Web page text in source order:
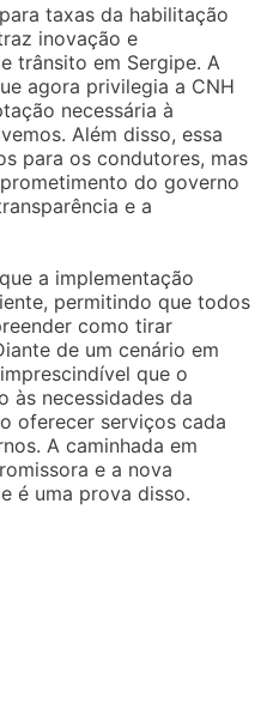
taxas da habilitação
inovação e
trânsito em Sergipe. A
agora privilegia a CNH
necessária à
Além disso, essa
para os condutores, mas
do governo
e a
a implementação
permitindo que todos
como tirar
de um cenário em
que o
às necessidades da
oferecer serviços cada
A caminhada em
e a nova
é uma prova disso.